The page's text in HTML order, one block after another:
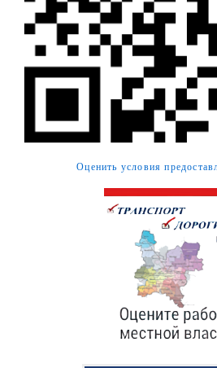
Оценить условия